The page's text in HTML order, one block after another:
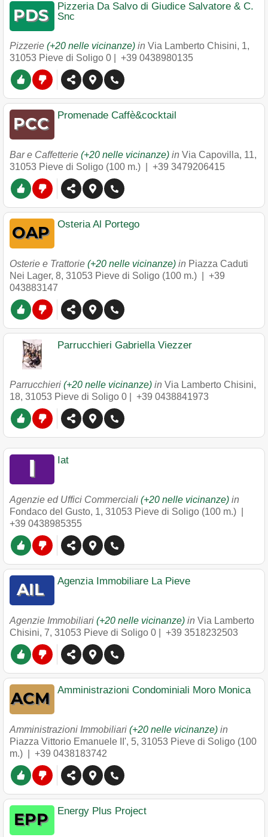
Pizzeria Da Salvo di Giudice Salvatore & C.
Snc
Pizzerie (+20 nelle vicinanze) in Via Lamberto Chisini, 1,
31053 Pieve di Soligo 0 | +39 0438980135
Promenade Caffè&cocktail
Bar e Caffetterie (+20 nelle vicinanze) in Via Capovilla, 11,
31053 Pieve di Soligo (100 m.) | +39 3479206415
Osteria Al Portego
Osterie e Trattorie (+20 nelle vicinanze) in Piazza Caduti
Nei Lager, 8, 31053 Pieve di Soligo (100 m.) | +39
043883147
Parrucchieri Gabriella Viezzer
Parrucchieri (+20 nelle vicinanze) in Via Lamberto Chisini,
18, 31053 Pieve di Soligo 0 | +39 0438841973
Iat
Agenzie ed Uffici Commerciali (+20 nelle vicinanze) in
Fondaco del Gusto, 1, 31053 Pieve di Soligo (100 m.) |
+39 0438985355
Agenzia Immobiliare La Pieve
Agenzie Immobiliari (+20 nelle vicinanze) in Via Lamberto
Chisini, 7, 31053 Pieve di Soligo 0 | +39 3518232503
Amministrazioni Condominiali Moro Monica
Amministrazioni Immobiliari (+20 nelle vicinanze) in
Piazza Vittorio Emanuele II', 5, 31053 Pieve di Soligo (100
m.) | +39 0438183742
Energy Plus Project